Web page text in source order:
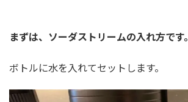
まずは、ソーダストリームの入れ方です。
ボトルに水を入れてセットします。